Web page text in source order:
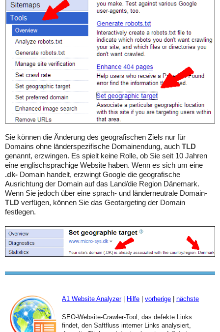
Sie können die Änderung des geografischen Ziels nur für
Domains ohne länderspezifische Domainendung, auch TLD
genannt, erzwingen. Es spielt keine Rolle, ob Sie seit 10 Jahren
eine englischsprachige Website haben. Wenn es sich um eine
.dk- Domain handelt, erzwingt Google die geografische
Ausrichtung der Domain auf das Land/die Region Dänemark.
Wenn Sie jedoch über eine sprach- und länderneutrale Domain-
TLD verfügen, können Sie das Geotargeting der Domain
festlegen.
A1 Website Analyzer| Hilfe vorherige nächste
SEO-Website-Crawler-Tool, das defekte Links
findet, den Saftfluss interner Links analysiert,